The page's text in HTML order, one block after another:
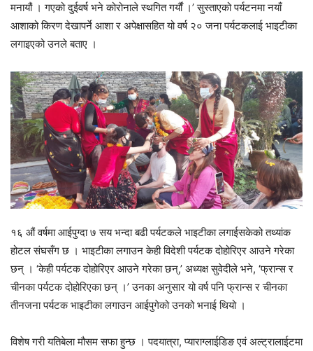
मनायौं । गएको दुईवर्ष भने कोरोनाले स्थगित गर्यौं ।’ सुस्ताएको पर्यटनमा नयाँ
आशाको किरण देखापर्ने आशा र अपेक्षासहित यो वर्ष २० जना पर्यटकलाई भाइटीका
लगाइएको उनले बताए ।
१६ औं वर्षमा आईपुग्दा ७ सय भन्दा बढी पर्यटकले भाइटीका लगाईसकेको तथ्यांक
होटल संघसँग छ । भाइटीका लगाउन केही विदेशी पर्यटक दोहोरिएर आउने गरेका
छन् । ‘केही पर्यटक दोहोरिएर आउने गरेका छन्,’ अध्यक्ष सुवेदीले भने, ‘फ्रान्स र
चीनका पर्यटक दोहोरिएका छन् ।’ उनका अनुसार यो वर्ष पनि फ्रान्स र चीनका
तीनजना पर्यटक भाइटीका लगाउन आईपुगेको उनको भनाई थियो ।
विशेष गरी यतिबेला मौसम सफा हुन्छ । पदयात्रा, प्याराग्लाईडिङ एवं अल्ट्रालाईटमा